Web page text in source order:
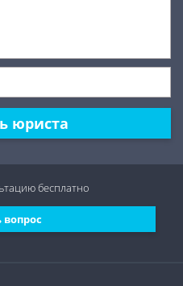
юриста
вопрос
бесплатно